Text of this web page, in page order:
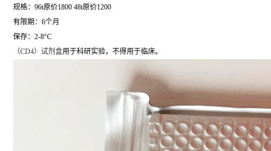
规格：96t原价1800 48t原价1200
有限期：6个月
保存：2-8°C
（CD4）试剂盒用于科研实验，不得用于临床。